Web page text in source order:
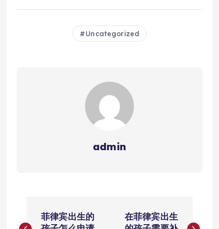
Uncategorized
admin
菲律宾出生的
在菲律宾出生